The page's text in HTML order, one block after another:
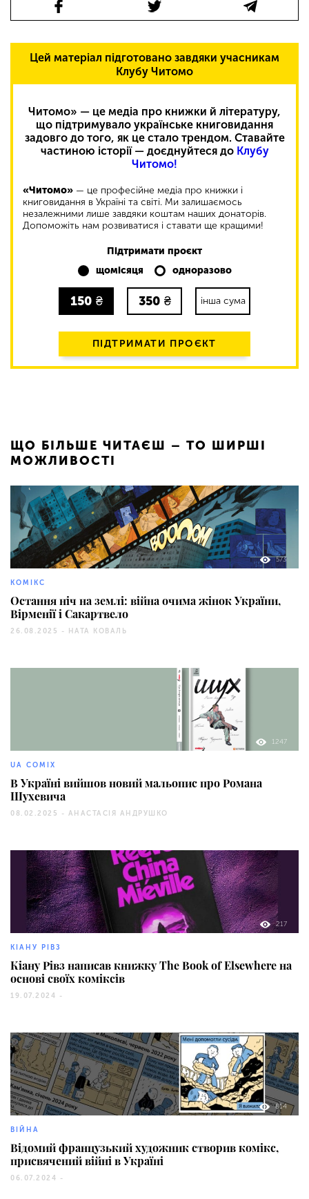
Цей матеріал підготовано завдяки учасникам
Клубу Читомо
Читомо» — це медіа про книжки й літературу,
що підтримувало українське книговидання
задовго до того, як це стало трендом. Ставайте
частиною історії — доєднуйтеся до Клубу
Читомо!
«Читомо» — це професійне медіа про книжки і
книговидання в Україні та світі. Ми залишаємось
незалежними лише завдяки коштам наших донаторів.
Допоможіть нам розвиватися і ставати ще кращими!
Підтримати проєкт
щомісяця
одноразово
150 ₴ 350 ₴ інша сума
ПІДТРИМАТИ ПРОЄКТ
ЩО БІЛЬШЕ ЧИТАЄШ – ТО ШИРШІ
МОЖЛИВОСТІ
573
КОМІКС
Остання ніч на землі: війна очима жінок України,
Вірменії і Сакартвело
26.08.2025 - НАТА КОВАЛЬ
1247
UA COMIX
В Україні вийшов новий мальопис про Романа
Шухевича
08.02.2025 - АНАСТАСІЯ АНДРУШКО
217
КІАНУ РІВЗ
Кіану Рівз написав книжку The Book of Elsewhere на
основі своїх коміксів
19.07.2024 -
814
ВІЙНА
Відомий французький художник створив комікс,
присвячений війні в Україні
06.07.2024 -